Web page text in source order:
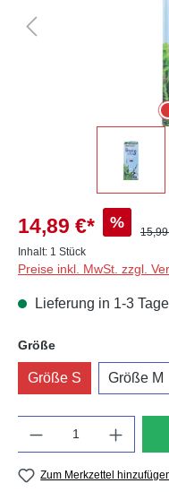
14,89 €* %
Inhalt: 1 Stück
Preise inkl. MwSt. zzgl.
Lieferung in 1-3
Größeauswählen
Größe S Größe M
Zum Merkzettel